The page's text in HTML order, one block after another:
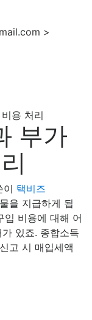
>
용 처리
부가
이 택비즈
을 지급하게 됩
입 비용에 대해 어
있죠. 종합소득
고 시 매입세액